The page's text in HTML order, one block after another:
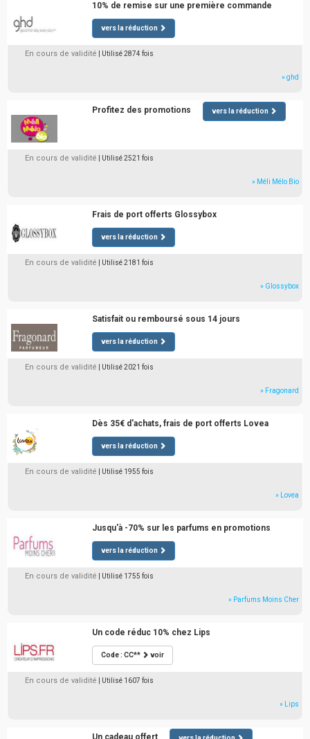
10% de remise sur une première commande
vers la réduction
En cours de validité | Utilisé 2874 fois
» ghd
Profitez des promotions vers la réduction
En cours de validité | Utilisé 2521 fois
» Méli Mélo Bio
Frais de port offerts Glossybox
vers la réduction
En cours de validité | Utilisé 2181 fois
» Glossybox
Satisfait ou remboursé sous 14 jours
vers la réduction
En cours de validité | Utilisé 2021 fois
» Fragonard
Dès 35€ d'achats, frais de port offerts Lovea
vers la réduction
En cours de validité | Utilisé 1955 fois
» Lovea
Jusqu'à -70% sur les parfums en promotions
vers la réduction
En cours de validité | Utilisé 1755 fois
» Parfums Moins Cher
Un code réduc 10% chez Lips
Code : CC** voir
En cours de validité | Utilisé 1607 fois
» Lips
Un cadeau offert